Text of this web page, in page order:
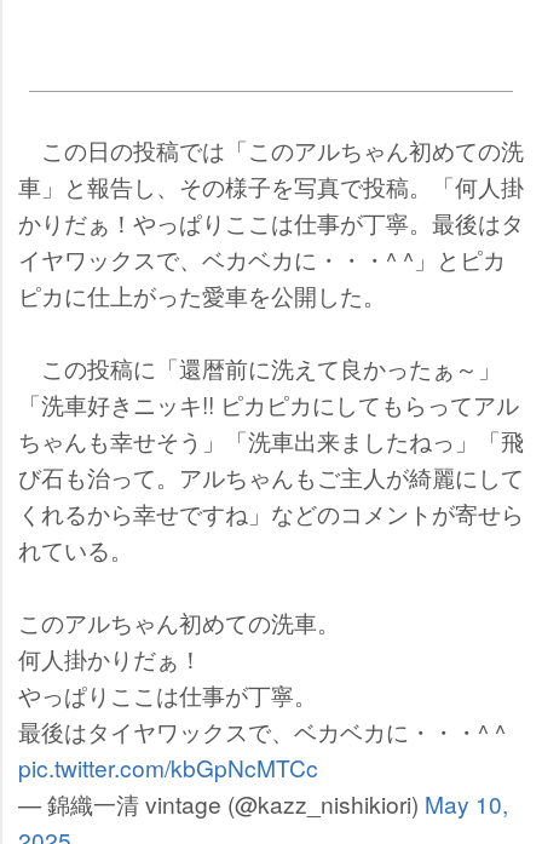
この日の投稿では「このアルちゃん初めての洗
車」と報告し、その様子を写真で投稿。「何人掛
かりだぁ！やっぱりここは仕事が丁寧。最後はタ
イヤワックスで、ベカベカに・・・^ ^」とピカ
ピカに仕上がった愛車を公開した。
この投稿に「還暦前に洗えて良かったぁ～」
「洗車好きニッキ!! ピカピカにしてもらってアル
ちゃんも幸せそう」「洗車出来ましたねっ」「飛
び石も治って。アルちゃんもご主人が綺麗にして
くれるから幸せですね」などのコメントが寄せら
れている。
このアルちゃん初めての洗車。
何人掛かりだぁ！
っぱりここは仕事が丁寧。
最後はタイヤワックスで、ベカベカに・・・^ ^
pic.twitter.com/kbGpNcMTCc
— 錦織一清 vintage (@kazz_nishikiori) May 10,